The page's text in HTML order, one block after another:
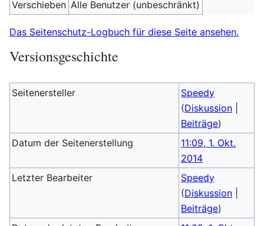
Verschieben Alle Benutzer (unbeschränkt)
Das Seitenschutz-Logbuch für diese Seite ansehen.
Versionsgeschichte
Seitenersteller
Speedy
(Diskussion
Beiträge)
Datum der Seitenerstellung
11:09, 1. Okt.
2014
Letzter Bearbeiter
Speedy
(Diskussion
Beiträge)